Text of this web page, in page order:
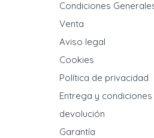
Condiciones
Venta
Aviso legal
Cookies
Política de privacidad
Entrega y
devolución
Garantía